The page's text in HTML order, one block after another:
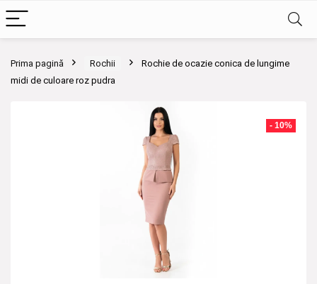
Prima pagină Rochii
Rochie de ocazie conica de lungime
midi de culoare roz pudra
- 10%